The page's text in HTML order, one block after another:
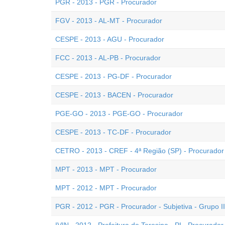
PGR - 2013 - PGR - Procurador
FGV - 2013 - AL-MT - Procurador
CESPE - 2013 - AGU - Procurador
FCC - 2013 - AL-PB - Procurador
CESPE - 2013 - PG-DF - Procurador
CESPE - 2013 - BACEN - Procurador
PGE-GO - 2013 - PGE-GO - Procurador
CESPE - 2013 - TC-DF - Procurador
CETRO - 2013 - CREF - 4ª Região (SP) - Procurador
MPT - 2013 - MPT - Procurador
MPT - 2012 - MPT - Procurador
PGR - 2012 - PGR - Procurador - Subjetiva - Grupo